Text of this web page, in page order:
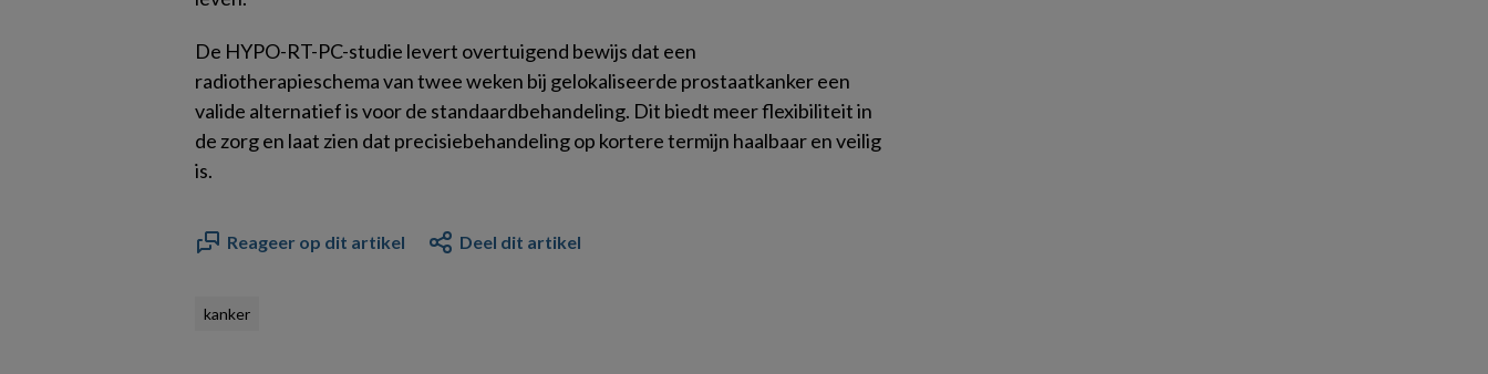
De HYPO-RT-PC-studie levert overtuigend bewijs dat een
radiotherapieschema van twee weken bij gelokaliseerde prostaatkanker een
valide alternatief is voor de standaardbehandeling. Dit biedt meer flexibiliteit in
de zorg en laat zien dat precisiebehandeling op kortere termijn haalbaar en veilig
is.
Reageer op dit artikel Deel dit artikel
kanker